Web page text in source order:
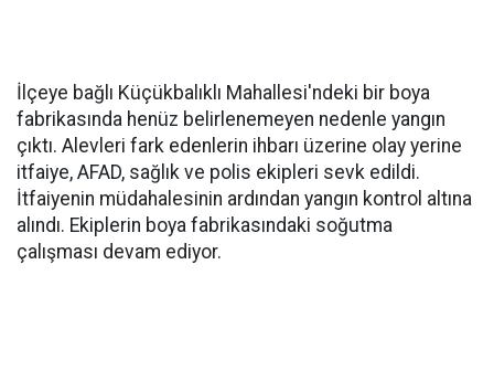
İlçeye bağlı Küçükbalıklı Mahallesi'ndeki bir boya
fabrikasında henüz belirlenemeyen nedenle yangın
çıktı. Alevleri fark edenlerin ihbarı üzerine olay yerine
itfaiye, AFAD, sağlık ve polis ekipleri sevk edildi.
İtfaiyenin müdahalesinin ardından yangın kontrol altına
alındı. Ekiplerin boya fabrikasındaki soğutma
çalışması devam ediyor.